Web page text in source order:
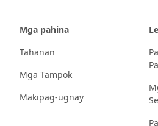
Mga pahina
Tahanan
Mga Tampok
Makipag-ugnay